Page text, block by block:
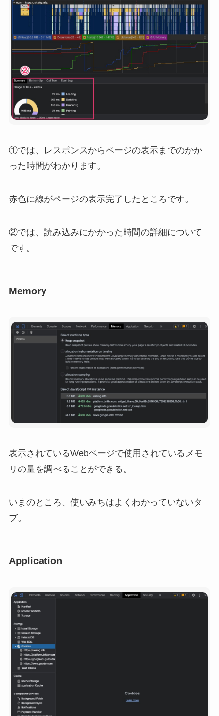
①では、レスポンスからページの表示までのかか
った時間がわかります。
赤色に線がページの表示完了したところです。
②では、読み込みにかかった時間の詳細について
です。
Memory
表示されているWebページで使用されているメモ
リの量を調べることができる。
いまのところ、使いみちはよくわかっていないタ
ブ。
Application